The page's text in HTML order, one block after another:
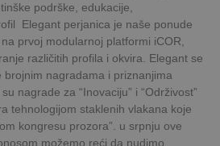
podrške, edukacije,
Elegant perjanica je naše ponude
prvoj modularnoj platformi iCOR,
različitih profila i okvira. Elegant se
nagradama i priznanjima
nagrade za “Inovaciju” i “Održivost”
tehnologijom staklenih vlakana koje
kongresu prozora”. u srpnju ove
možemo reći da nudimo